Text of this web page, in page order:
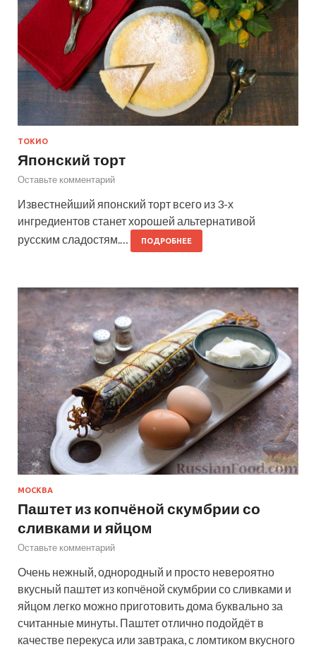
ТОКИО
Японский торт
Оставьте комментарий
Известнейший японский торт всего из 3-х
ингредиентов станет хорошей альтернативой
русским сладостям.…
ПОДРОБНЕЕ
МОСКВА
Паштет из копчёной скумбрии со
сливками и яйцом
Оставьте комментарий
Очень нежный, однородный и просто невероятно
вкусный паштет из копчёной скумбрии со сливками и
яйцом легко можно приготовить дома буквально за
считанные минуты. Паштет отлично подойдёт в
качестве перекуса или завтрака, с ломтиком вкусного